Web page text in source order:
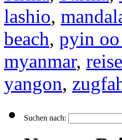
lashio,
beach, pyin
myanmar,
yangon,
Suchen nach: